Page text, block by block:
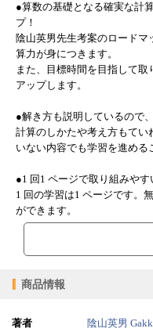
●算数の基礎となる確実な計
プ！
陰山英男先生考案のロード
算力が身につきます。
また、目標時間を目指して
アップします。
●解き方も説明しているので
計算のしかたや考え方もてい
いない内容でも学習を進める
●1 回1 ページで取り組みやす
1 回の学習は1 ページです。
ができます。
商品情報
著者 陰山英男